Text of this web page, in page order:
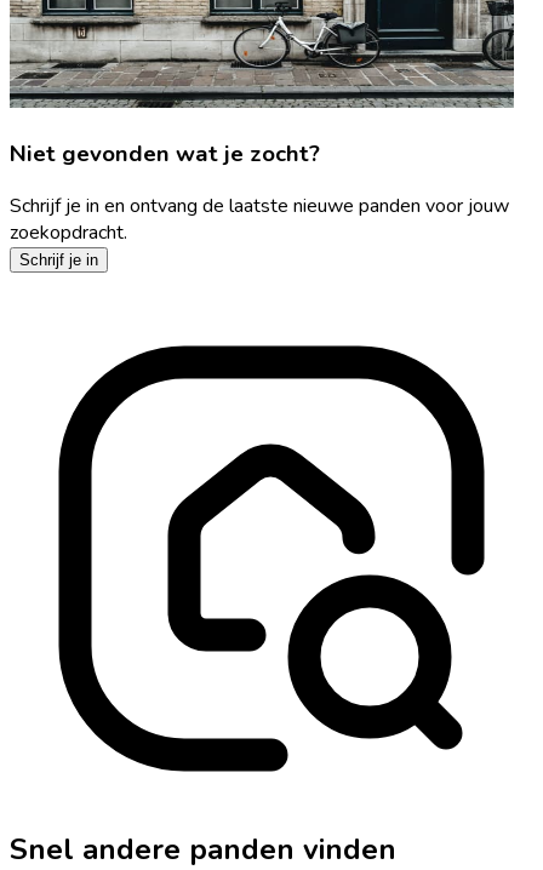
Niet gevonden wat je zocht?
Schrijf je in en ontvang de laatste nieuwe panden voor jouw
zoekopdracht.
Schrijf je in
Snel andere panden vinden